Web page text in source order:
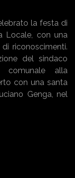
la festa di
Locale, con una
riconoscimenti.
del sindaco
comunale alla
con una santa
Genga, nel